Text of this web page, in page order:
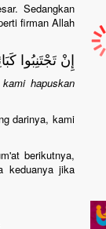
Sedangkan
firman Allah
إِنْ تَجْتَنِبُوا
hapuskan
darinya, kami
berikutnya,
keduanya jika